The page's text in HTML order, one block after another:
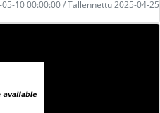
05-10 00:00:00 / Tallennettu 2025-04-25